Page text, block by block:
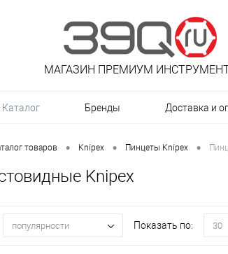
МАГАЗИН ПРЕМИУМ
Каталог Бренды Доставка и
товаров • Knipex • Пинцеты Knipex •
Knipex
популярности Показать по: 30